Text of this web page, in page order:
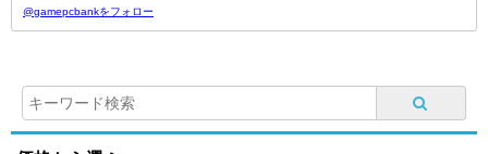
@gamepcbankをフォロー